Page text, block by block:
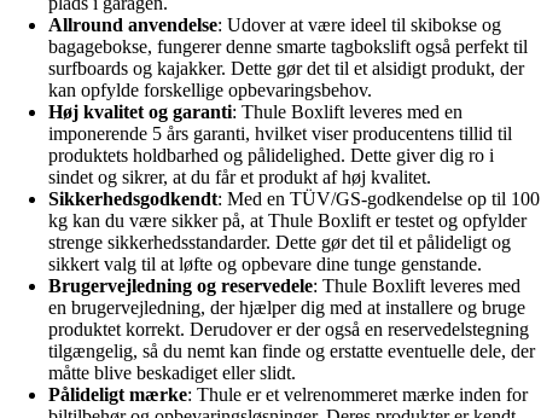
Allround anvendelse: Udover at være ideel til skibokse og
bagagebokse, fungerer denne smarte tagbokslift også perfekt til
surfboards og kajakker. Dette gør det til et alsidigt produkt, der
kan opfylde forskellige opbevaringsbehov.
Høj kvalitet og garanti: Thule Boxlift leveres med en
imponerende 5 års garanti, hvilket viser producentens tillid til
produktets holdbarhed og pålidelighed. Dette giver dig ro i
sindet og sikrer, at du får et produkt af høj kvalitet.
Sikkerhedsgodkendt: Med en TÜV/GS-godkendelse op til 100
kg kan du være sikker på, at Thule Boxlift er testet og opfylder
strenge sikkerhedsstandarder. Dette gør det til et pålideligt og
sikkert valg til at løfte og opbevare dine tunge genstande.
Brugervejledning og reservedele: Thule Boxlift leveres med
en brugervejledning, der hjælper dig med at installere og bruge
produktet korrekt. Derudover er der også en reservedelstegning
tilgængelig, så du nemt kan finde og erstatte eventuelle dele, der
måtte blive beskadiget eller slidt.
Pålideligt mærke: Thule er et velrenommeret mærke inden for